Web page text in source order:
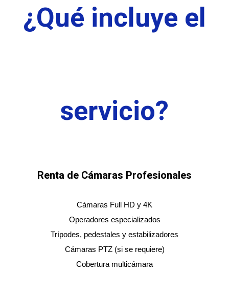
¿Qué incluye el
servicio?
Renta de Cámaras Profesionales
Cámaras Full HD y 4K
Operadores especializados
Trípodes, pedestales y estabilizadores
Cámaras PTZ (si se requiere)
Cobertura multicámara